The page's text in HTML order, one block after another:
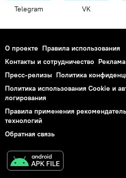
Telegram VK
О проекте Правила использования
Контакты и сотрудничество Реклама
Пресс-релизы Политика
Политика использования Cookie и
логирования
Правила применения
технологий
Обратная связь